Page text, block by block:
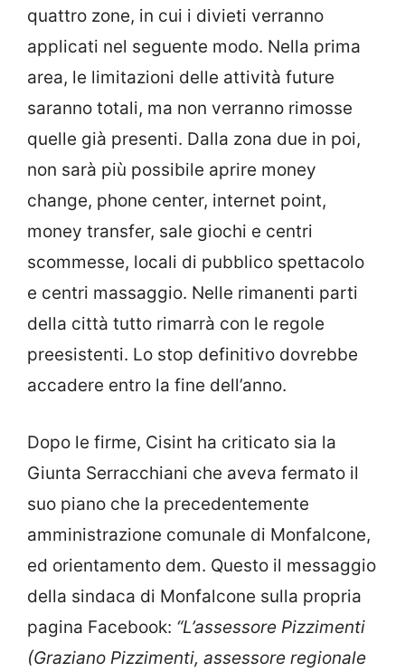
quattro zone, in cui i divieti verranno
applicati nel seguente modo. Nella prima
area, le limitazioni delle attività future
saranno totali, ma non verranno rimosse
quelle già presenti. Dalla zona due in poi,
non sarà più possibile aprire money
change, phone center, internet point,
money transfer, sale giochi e centri
scommesse, locali di pubblico spettacolo
e centri massaggio. Nelle rimanenti parti
della città tutto rimarrà con le regole
preesistenti. Lo stop definitivo dovrebbe
accadere entro la fine dell’anno.
Dopo le firme, Cisint ha criticato sia la
Giunta Serracchiani che aveva fermato il
suo piano che la precedentemente
amministrazione comunale di Monfalcone,
ed orientamento dem. Questo il messaggio
della sindaca di Monfalcone sulla propria
pagina Facebook: “L’assessore Pizzimenti
(Graziano Pizzimenti, assessore regionale